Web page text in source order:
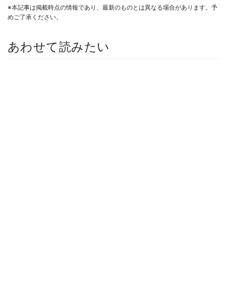
※本記事は掲載時点の情報であり、最新のものとは異なる場合があります。予
めご了承ください。
あわせて読みたい